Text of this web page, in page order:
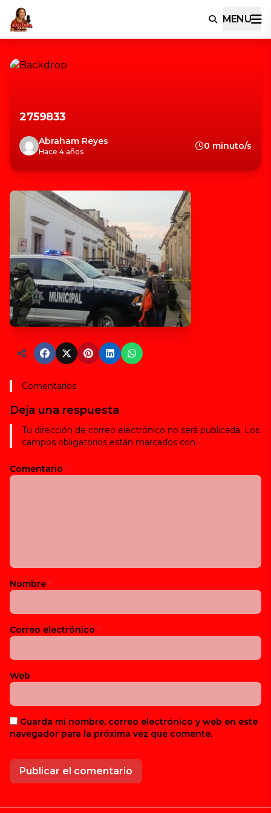
MENU
2759833
Abraham Reyes
Hace 4 años
0 minuto/s
Comentarios
Deja una respuesta
Tu dirección de correo electrónico no será publicada. Los
campos obligatorios están marcados con *
Comentario *
Nombre *
Correo electrónico *
Web
Guarda mi nombre, correo electrónico y web en este
navegador para la próxima vez que comente.